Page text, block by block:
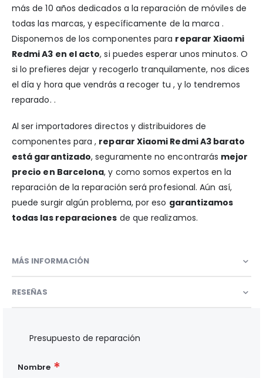
más de 10 años dedicados a la reparación de móviles de
todas las marcas, y específicamente de la marca .
Disponemos de los componentes para reparar Xiaomi
Redmi A3 en el acto, si puedes esperar unos minutos. O
si lo prefieres dejar y recogerlo tranquilamente, nos dices
el día y hora que vendrás a recoger tu , y lo tendremos
reparado. .
Al ser importadores directos y distribuidores de
componentes para , reparar Xiaomi Redmi A3 barato
está garantizado, seguramente no encontrarás mejor
precio en Barcelona, y como somos expertos en la
reparación de la reparación será profesional. Aún así,
puede surgir algún problema, por eso garantizamos
todas las reparaciones de que realizamos.
MÁS INFORMACIÓN
RESEÑAS
Presupuesto de reparación
Nombre